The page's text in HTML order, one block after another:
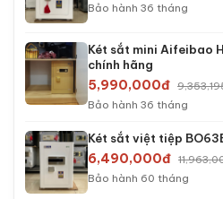
Bảo hành 36 tháng
Két sắt mini Aifeibao
chính hãng
5,990,000đ
Bảo hành 36 tháng
Két sắt việt tiệp
6,490,000đ
Bảo hành 60 tháng